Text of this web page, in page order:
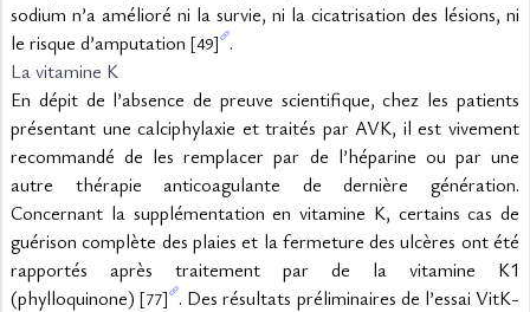
sodium n’a amélioré ni la survie, ni la cicatrisation des lésions, ni
le risque d’amputation [49] .
La vitamine K
En dépit de l’absence de preuve scientifique, chez les patients
présentant une calciphylaxie et traités par AVK, il est vivement
recommandé de les remplacer par de l’héparine ou par une
autre thérapie anticoagulante de dernière génération.
Concernant la supplémentation en vitamine K, certains cas de
guérison complète des plaies et la fermeture des ulcères ont été
rapportés après traitement par de la vitamine K1
(phylloquinone) [77] . Des résultats préliminaires de l’essai VitK-